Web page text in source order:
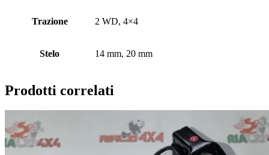
Trazione 2 WD, 4×4
Stelo 14 mm, 20 mm
Prodotti correlati